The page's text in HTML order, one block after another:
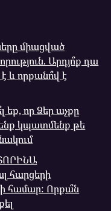
միացված
Արդյո՞ք դա
որքանո՞վ է
եք, որ Ձեր աչքը
կպատմենք թե
հարցերի
համար: Որքա՞ն